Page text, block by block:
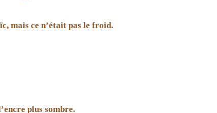
mais ce n’était pas le froid.
plus sombre.